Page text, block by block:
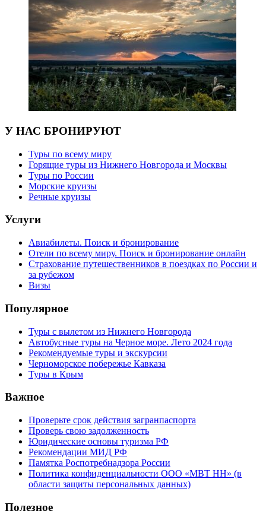
У НАС БРОНИРУЮТ
Туры по всему миру
Горящие туры из Нижнего Новгорода и Москвы
Туры по России
Морские круизы
Речные круизы
Услуги
Авиабилеты. Поиск и бронирование
Отели по всему миру. Поиск и бронирование онлайн
Страхование путешественников в поездках по России и
за рубежом
Визы
Популярное
Туры с вылетом из Нижнего Новгорода
Автобусные туры на Черное море. Лето 2024 года
Рекомендуемые туры и экскурсии
Черноморское побережье Кавказа
Туры в Крым
Важное
Проверьте срок действия загранпаспорта
Проверь свою задолженность
Юридические основы туризма РФ
Рекомендации МИД РФ
Памятка Роспотребнадзора России
Политика конфиденциальности ООО «МВТ НН» (в
области защиты персональных данных)
Полезное